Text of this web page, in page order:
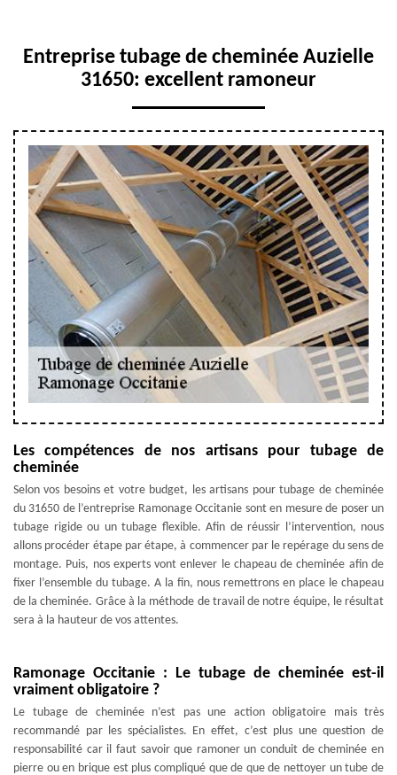
Entreprise tubage de cheminée Auzielle
31650: excellent ramoneur
Les compétences de nos artisans pour tubage de
cheminée
Selon vos besoins et votre budget, les artisans pour tubage de cheminée
du 31650 de l’entreprise Ramonage Occitanie sont en mesure de poser un
tubage rigide ou un tubage flexible. Afin de réussir l’intervention, nous
allons procéder étape par étape, à commencer par le repérage du sens de
montage. Puis, nos experts vont enlever le chapeau de cheminée afin de
fixer l’ensemble du tubage. A la fin, nous remettrons en place le chapeau
de la cheminée. Grâce à la méthode de travail de notre équipe, le résultat
sera à la hauteur de vos attentes.
Ramonage Occitanie : Le tubage de cheminée est-il
vraiment obligatoire ?
Le tubage de cheminée n’est pas une action obligatoire mais très
recommandé par les spécialistes. En effet, c’est plus une question de
responsabilité car il faut savoir que ramoner un conduit de cheminée en
pierre ou en brique est plus compliqué que de que de nettoyer un tube de